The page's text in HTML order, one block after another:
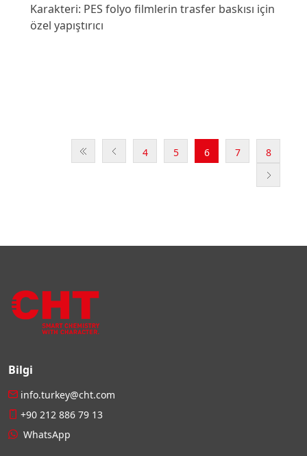
Karakteri: PES folyo filmlerin trasfer baskısı için
özel yapıştırıcı
4 5 6 7 8
Bilgi
info.turkey@cht.com
+90 212 886 79 13
WhatsApp